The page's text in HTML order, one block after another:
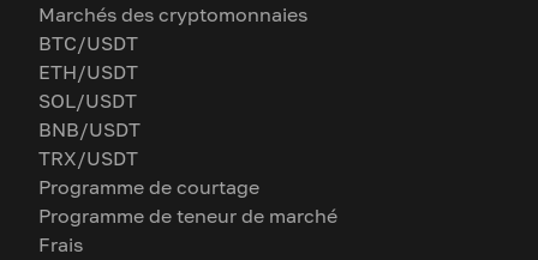
Marchés des cryptomonnaies
BTC/USDT
ETH/USDT
SOL/USDT
BNB/USDT
TRX/USDT
Programme de courtage
Programme de teneur de marché
Frais